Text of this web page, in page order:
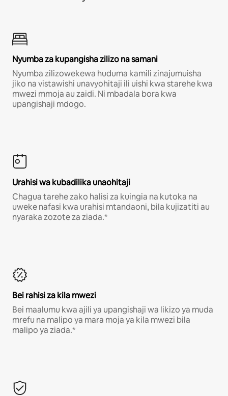
Nyumba za kupangisha zilizo na samani
Nyumba zilizowekewa huduma kamili zinajumuisha
jiko na vistawishi unavyohitaji ili uishi kwa starehe kwa
mwezi mmoja au zaidi. Ni mbadala bora kwa
upangishaji mdogo.
Urahisi wa kubadilika unaohitaji
Chagua tarehe zako halisi za kuingia na kutoka na
uweke nafasi kwa urahisi mtandaoni, bila kujizatiti au
nyaraka zozote za ziada.*
Bei rahisi za kila mwezi
Bei maalumu kwa ajili ya upangishaji wa likizo ya muda
mrefu na malipo ya mara moja ya kila mwezi bila
malipo ya ziada.*